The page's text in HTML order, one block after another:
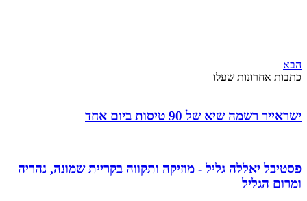
הבא
כתבות אחרונות שעלו
ישראייר רשמה שיא של 90 טיסות ביום אחד
פסטיבל יאללה גליל - מוזיקה ותקווה בקריית שמונה, נהריה
ומרום הגליל